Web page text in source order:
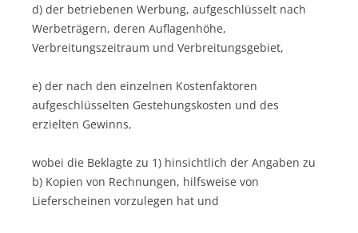
d) der betriebenen Werbung, aufgeschlüsselt nach
Werbeträgern, deren Auflagenhöhe,
Verbreitungszeitraum und Verbreitungsgebiet,
e) der nach den einzelnen Kostenfaktoren
aufgeschlüsselten Gestehungskosten und des
erzielten Gewinns,
wobei die Beklagte zu 1) hinsichtlich der Angaben zu
b) Kopien von Rechnungen, hilfsweise von
Lieferscheinen vorzulegen hat und